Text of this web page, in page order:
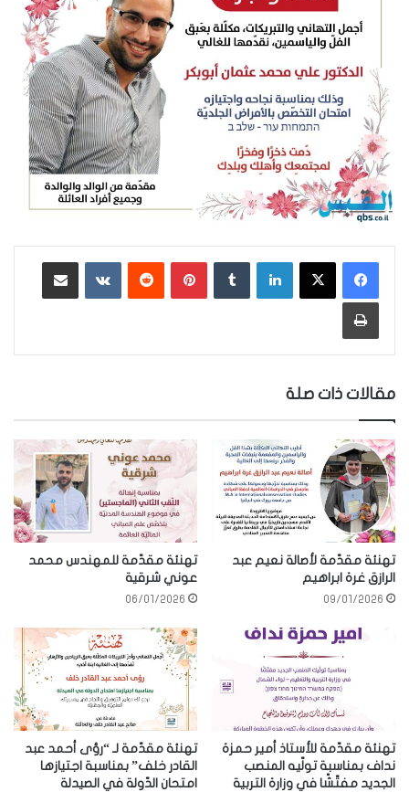
لينكدإن بينتيريست ‏VKontakte
طباعة
مقالات ذات صلة
تهنئة مقدّمة لأصالة نعيم عبد
الرازق غرة ابراهيم
09/01/2026
تهنئة مقدّمة للمهندس محمد
عوني شرقية
06/01/2026
تهنئة مقدّمة للأستاذ أمير حمزة
نداف بمناسبة تولّيه المنصب
الجديد مفتّشًا في وزارة التربية
تهنئة مقدّمة لـ “رؤى أحمد عبد
القادر خلف” بمناسبة اجتيازها
امتحان الدّولة في الصيدلة